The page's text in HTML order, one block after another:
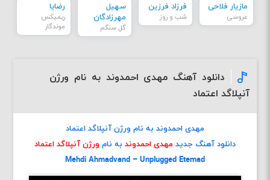
مازیار فلاحی
عروسی
فرزاد فرزین
شب و روز
سهیل
مهرزادگان
گل سنگم
رضایا
ریمیکس
موندگار
دانلود آهنگ مهدی احمدوند به نام ورژن
آنپلاگد اعتماد
مهدی احمدوند به نام ورژن آنپلاگد اعتماد
دانلود آهنگ جدید مهدی احمدوند به نام ورژن آنپلاگد اعتماد
Mehdi Ahmadvand – Unplugged Etemad